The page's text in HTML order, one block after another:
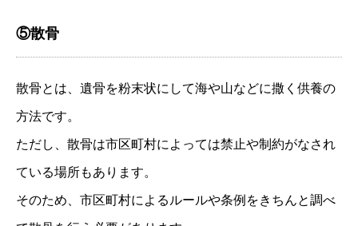
⑤散骨
散骨とは、遺骨を粉末状にして海や山などに撒く供養の
方法です。
ただし、散骨は市区町村によっては禁止や制約がなされ
ている場所もあります。
そのため、市区町村によるルールや条例をきちんと調べ